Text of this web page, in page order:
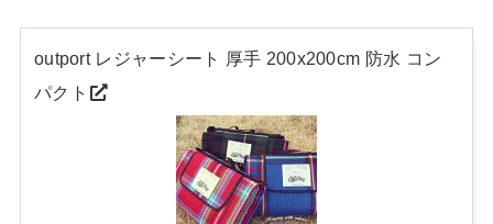
outport レジャーシート 厚手 200x200cm 防水 コン
パクト